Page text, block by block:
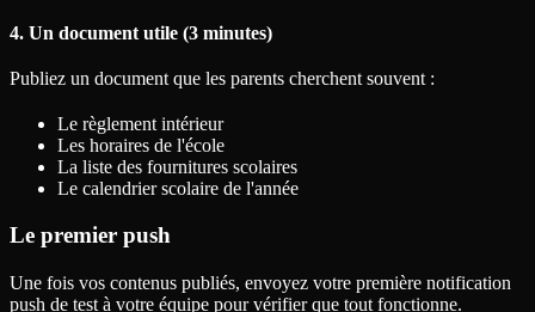
4. Un document utile (3 minutes)
Publiez un document que les parents cherchent souvent :
Le règlement intérieur
Les horaires de l'école
La liste des fournitures scolaires
Le calendrier scolaire de l'année
Le premier push
Une fois vos contenus publiés, envoyez votre première notification
push de test à votre équipe pour vérifier que tout fonctionne.